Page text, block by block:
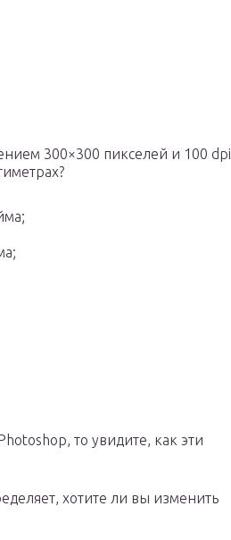
300×300 пикселей и 100 dpi
то увидите, как эти
хотите ли вы изменить